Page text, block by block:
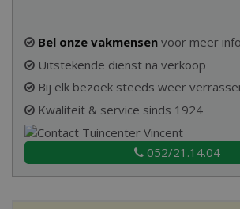
Bel onze vakmensen voor meer
Uitstekende dienst na verkoop
Bij elk bezoek steeds weer
Kwaliteit & service sinds 1924
052/21.14.04